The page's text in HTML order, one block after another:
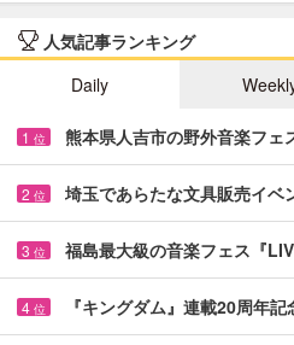
人気記事ランキング
Daily
1 位 熊本県人吉市の野外音楽フ
2 位 埼玉であらたな文具販売イ
3 位 福島最大級の音楽フェス『
4 位 『キングダム』連載20周年